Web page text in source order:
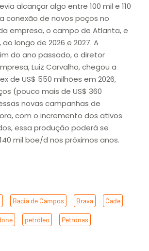
alcançar algo entre 100 mil e 110
conexão de novos poços no
empresa, o campo de Atlanta, e
longo de 2026 e 2027. A
do ano passado, o diretor
Luiz Carvalho, chegou a
de US$ 550 milhões em 2026,
(pouco mais de US$ 360
novas campanhas de
com o incremento dos ativos
essa produção poderá se
mil boe/d nos próximos anos.
Bacia de Campos Brava Cade
petróleo Petronas